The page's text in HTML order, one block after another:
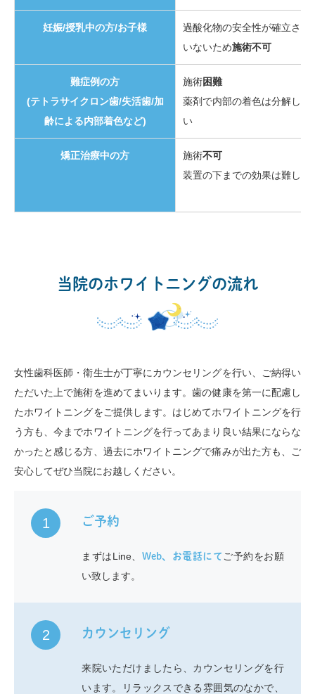
妊娠/授乳中の方/お子様
過酸化物の安全性が確立され
いないため施術不可
難症例の方
(テトラサイクロン歯/失活歯/加
齢による内部着色など)
施術困難
薬剤で内部の着色は分解しに
い
矯正治療中の方 施術不可
装置の下までの効果は難しい
当院のホワイトニングの流れ
女性歯科医師・衛生士が丁寧にカウンセリングを行い、ご納得い
ただいた上で施術を進めてまいります。歯の健康を第一に配慮し
たホワイトニングをご提供します。はじめてホワイトニングを行
う方も、今までホワイトニングを行ってあまり良い結果にならな
かったと感じる方、過去にホワイトニングで痛みが出た方も、ご
安心してぜひ当院にお越しください。
1 ご予約
まずはLine、 Web、お電話にて ご予約をお願
い致します。
2 カウンセリング
来院いただけましたら、カウンセリングを行
います。リラックスできる雰囲気のなかで、